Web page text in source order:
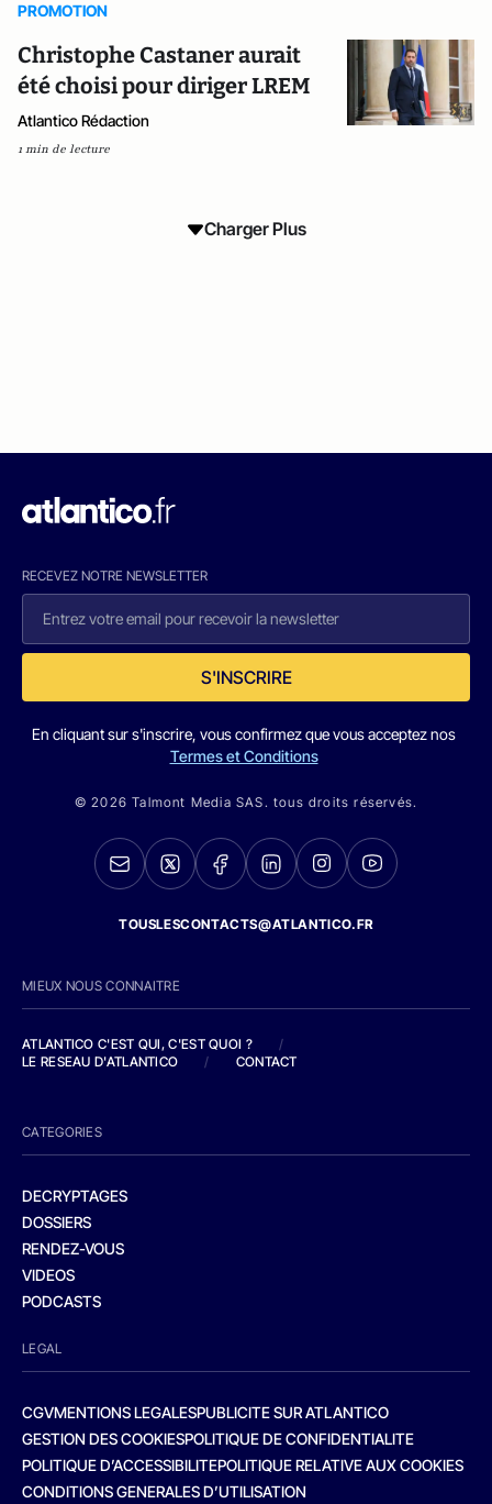
PROMOTION
Christophe Castaner aurait
été choisi pour diriger LREM
Atlantico Rédaction
1 min de lecture
Charger Plus
RECEVEZ NOTRE NEWSLETTER
S'INSCRIRE
En cliquant sur s'inscrire, vous confirmez que vous acceptez nos
Termes et Conditions
© 2026 Talmont Media SAS. tous droits réservés.
TOUSLESCONTACTS@ATLANTICO.FR
MIEUX NOUS CONNAITRE
ATLANTICO C'EST QUI, C'EST QUOI ?
/
LE RESEAU D'ATLANTICO
/ CONTACT
CATEGORIES
DECRYPTAGES
DOSSIERS
RENDEZ-VOUS
VIDEOS
PODCASTS
LEGAL
CGVMENTIONS LEGALESPUBLICITE SUR ATLANTICO
GESTION DES COOKIESPOLITIQUE DE CONFIDENTIALITE
POLITIQUE D’ACCESSIBILITEPOLITIQUE RELATIVE AUX COOKIES
CONDITIONS GENERALES D’UTILISATION